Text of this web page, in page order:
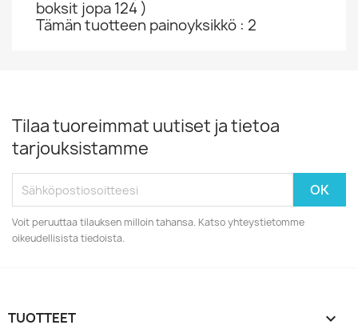
boksit jopa 124 )
Tämän tuotteen painoyksikkö : 2
Tilaa tuoreimmat uutiset ja tietoa
tarjouksistamme
Voit peruuttaa tilauksen milloin tahansa. Katso yhteystietomme
oikeudellisista tiedoista.
TUOTTEET 